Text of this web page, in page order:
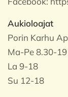
Aukioloajat
Porin Karhu
Ma-Pe 8.30-19
La 9-18
Su 12-18